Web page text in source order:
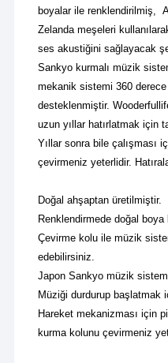
boyalar ile renklendirilmiş,
Zelanda meşeleri
ses akustiğini sağlayacak
Sankyo kurmalı müzik
mekanik sistemi 360
desteklenmiştir.
uzun yıllar hatırlatmak için
Yıllar sonra bile çalışması
çevirmeniz yeterlidir.
Doğal ahşaptan üretilmiştir.
Renklendirmede doğal boya
Çevirme kolu ile müzik
edebilirsiniz.
Japon Sankyo müzik
Müziği durdurup başlatmak
Hareket mekanizması için
kurma kolunu çevirmeniz